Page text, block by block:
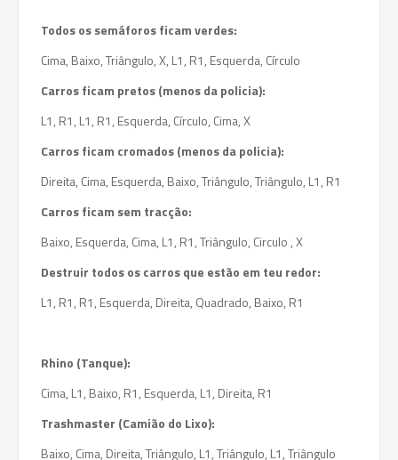
Todos os semáforos ficam verdes:
Cima, Baixo, Triângulo, X, L1, R1, Esquerda, Círculo
Carros ficam pretos (menos da policia):
L1, R1, L1, R1, Esquerda, Círculo, Cima, X
Carros ficam cromados (menos da policia):
Direita, Cima, Esquerda, Baixo, Triângulo, Triângulo, L1, R1
Carros ficam sem tracção:
Baixo, Esquerda, Cima, L1, R1, Triângulo, Circulo , X
Destruir todos os carros que estão em teu redor:
L1, R1, R1, Esquerda, Direita, Quadrado, Baixo, R1
Rhino (Tanque):
Cima, L1, Baixo, R1, Esquerda, L1, Direita, R1
Trashmaster (Camião do Lixo):
Baixo, Cima, Direita, Triângulo, L1, Triângulo, L1, Triângulo